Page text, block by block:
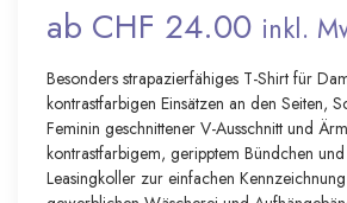
ab CHF 24.00 inkl.
Besonders strapazierfähiges T-Shirt für
kontrastfarbigen Einsätzen an den Seiten,
Feminin geschnittener V-Ausschnitt und
kontrastfarbigem, geripptem Bündchen
Leasingkoller zur einfachen